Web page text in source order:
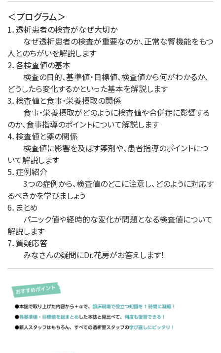
＜プログラム＞
1．透析患者の検査がなぜ大切か
なぜ透析患者の検査が重要なのか、正常な腎機能をもつ
人とのちがいを解説します
2．各検査値の基本
検査の目的、基準値・目標値、検査値から何がわかるか、
どうしたら変化するかといった基本を解説します
3．検査値と食事・栄養摂取の関係
食事・栄養摂取がどのように検査値や合併症に影響する
のか、食事指導のポイントについて解説します
4．検査値と薬の関係
検査値に影響を及ぼす薬剤や、患者指導のポイントにつ
いて解説します
5．症例紹介
3つの症例から、検査値のどこに注意し、どのように対応す
るべきかを学びましょう
6．まとめ
パニック値や経時的な変化が問題となる検査値について
解説します
7．質疑応答
みなさんの疑問にDr.花房がお答えします！